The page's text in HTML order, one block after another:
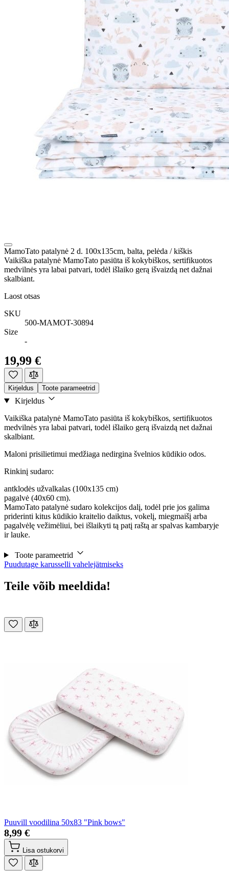
MamoTato patalynė 2 d. 100x135cm, balta, pelėda / kiškis
Vaikiška patalynė MamoTato pasiūta iš kokybiškos, sertifikuotos
medvilnės yra labai patvari, todėl išlaiko gerą išvaizdą net dažnai
skalbiant.
Laost otsas
SKU
500-MAMOT-30894
Size
-
19,99 €
Kirjeldus Toote parameetrid
Kirjeldus
Vaikiška patalynė MamoTato pasiūta iš kokybiškos, sertifikuotos
medvilnės yra labai patvari, todėl išlaiko gerą išvaizdą net dažnai
skalbiant.
Maloni prisilietimui medžiaga nedirgina švelnios kūdikio odos.
Rinkinį sudaro:
antklodės užvalkalas (100x135 cm)
pagalvė (40x60 cm).
MamoTato patalynė sudaro kolekcijos dalį, todėl prie jos galima
priderinti kitus kūdikio kraitelio daiktus, vokelį, miegmaišį arba
pagalvėlę vežimėliui, bei išlaikyti tą patį raštą ar spalvas kambaryje
ir lauke.
Toote parameetrid
Puudutage karusselli vahelejätmiseks
Teile võib meeldida!
Puuvill voodilina 50x83 "Pink bows"
8,99 €
Lisa ostukorvi